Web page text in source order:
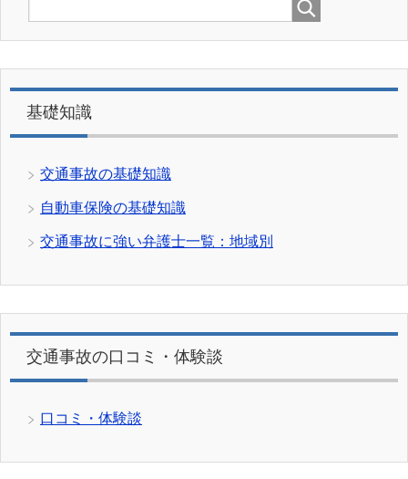
基礎知識
交通事故の基礎知識
自動車保険の基礎知識
交通事故に強い弁護士一覧：地域別
交通事故の口コミ・体験談
口コミ・体験談